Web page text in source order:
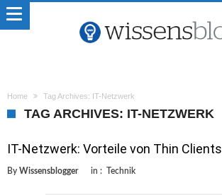
Home Tag Archives: IT-Netzwerk
TAG ARCHIVES: IT-NETZWERK
IT-Netzwerk: Vorteile von Thin Clients
By Wissensblogger in : Technik